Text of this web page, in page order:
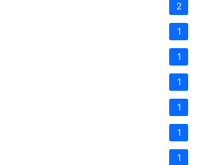
2
1
1
1
1
1
1